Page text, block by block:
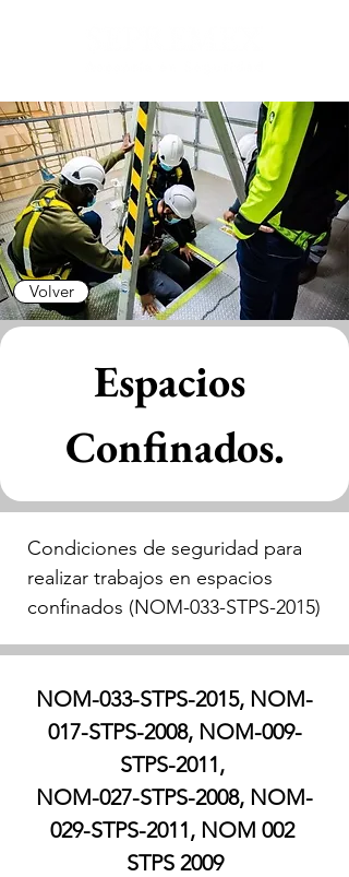
Espacios
Confinados.
Condiciones de seguridad para
realizar trabajos en espacios
confinados (NOM-033-STPS-2015)
NOM-033-STPS-2015, NOM-
017-STPS-2008, NOM-009-
STPS-2011,
NOM-027-STPS-2008, NOM-
029-STPS-2011, NOM 002
STPS 2009
Volver